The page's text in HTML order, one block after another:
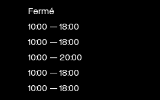
Fermé
10:00 — 18:00
10:00 — 18:00
10:00 — 20:00
10:00 — 18:00
10:00 — 18:00